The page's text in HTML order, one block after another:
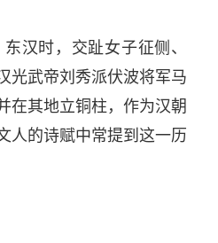
东汉时，交趾女子征侧、
光武帝刘秀派伏波将军马
在其地立铜柱，作为汉朝
人的诗赋中常提到这一历